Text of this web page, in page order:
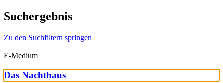
Suchergebnis
Zu den Suchfiltern springen
E-Medium
Das Nachthaus